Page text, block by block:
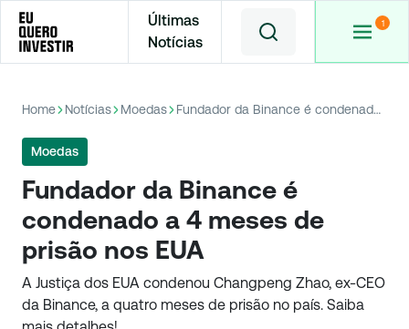
Últimas
Notícias
Home Notícias Moedas Fundador da Binance é condenado a 4 meses de prisão nos EUA
Moedas
Fundador da Binance é
condenado a 4 meses de
prisão nos EUA
A Justiça dos EUA condenou Changpeng Zhao, ex-CEO
da Binance, a quatro meses de prisão no país. Saiba